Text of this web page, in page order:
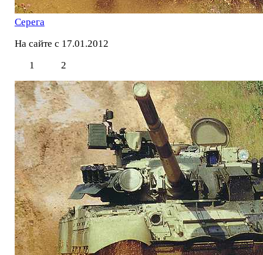
Серега
На сайте с 17.01.2012
1
2